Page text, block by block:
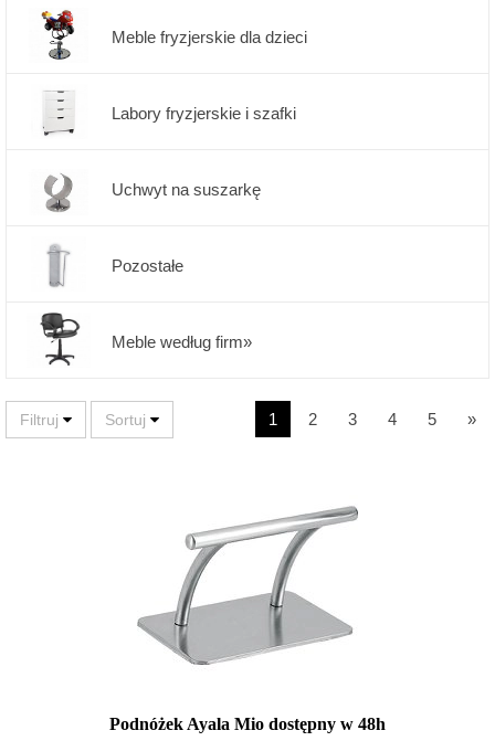
Meble fryzjerskie dla dzieci
Labory fryzjerskie i szafki
Uchwyt na suszarkę
Pozostałe
Meble według firm»
1 2 3 4 5 »
Podnóżek Ayala Mio dostępny w 48h